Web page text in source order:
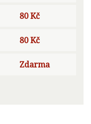
80 Kč
80 Kč
Zdarma